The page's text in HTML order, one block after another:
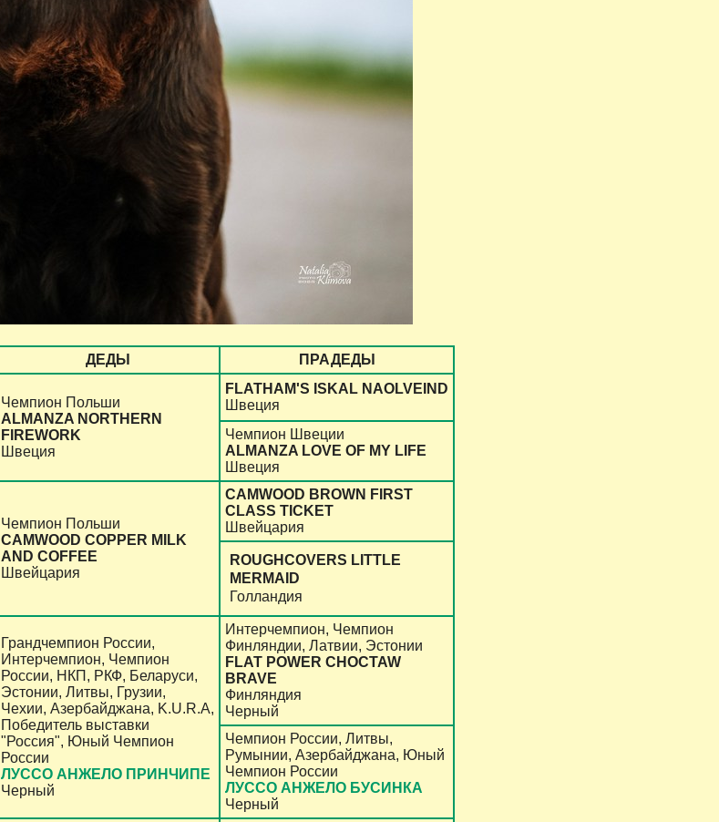
ДЕДЫ ПРАДЕДЫ
Чемпион Польши
ALMANZA NORTHERN
FIREWORK
Швеция
FLATHAM'S ISKAL NAOLVEIND
Швеция
Чемпион Швеции
ALMANZA LOVE OF MY LIFE
Швеция
Чемпион Польши
CAMWOOD COPPER MILK
AND COFFEE
Швейцария
CAMWOOD BROWN FIRST
CLASS TICKET
Швейцария
ROUGHCOVERS LITTLE
MERMAID
Голландия
Грандчемпион России,
Интерчемпион, Чемпион
России, НКП, РКФ, Беларуси,
Эстонии, Литвы, Грузии,
Чехии, Азербайджана, K.U.R.A,
Победитель выставки
"Россия", Юный Чемпион
России
ЛУССО АНЖЕЛО ПРИНЧИПЕ
Черный
Интерчемпион, Чемпион
Финляндии, Латвии, Эстонии
FLAT POWER CHOCTAW
BRAVE
Финляндия
Черный
Чемпион России, Литвы,
Румынии, Азербайджана, Юный
Чемпион России
ЛУССО АНЖЕЛО БУСИНКА
Черный